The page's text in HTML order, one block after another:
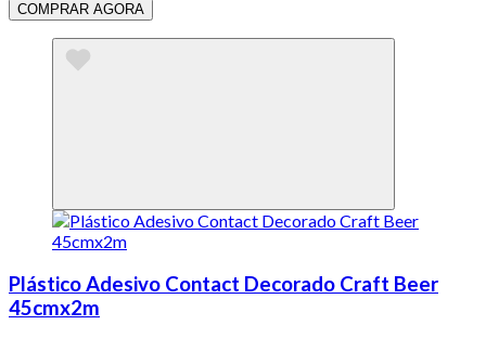
COMPRAR AGORA
Plástico Adesivo Contact Decorado Craft Beer
45cmx2m